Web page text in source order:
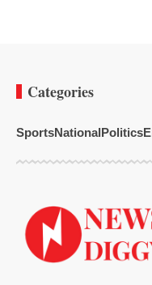
Categories
SportsNationalPolitics